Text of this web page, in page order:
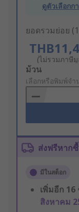
ดูตัวเลือก
ยอดรวมย่อย
(ไม่รวมภาษี
Add
to
Basket
ม้วน
เลือกหรือพิมพ์จำ
ส่งฟรีหาก
มีในสต็อก
เพิ่มอีก 16
สิงหาคม